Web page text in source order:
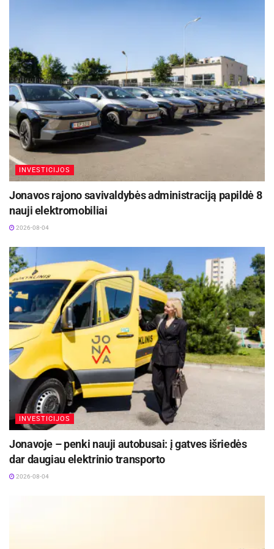
Festivalyje pirmą kartą pasirodė ir keturis Dakaro
greičio ruožus laimėjusi Sara Price bei legendinis
Stéphane’as Peterhanselis, kuris Dakaro ralio
nugalėtoju tapo net 14 kartų. Abu sportininkai,
kartu su Roku Baciuška, neseniai buvo pristatyti
kaip oficialūs „Defender“ komandos vairuotojai.
Dalindamasi savo įspūdžiais, Sara Price
sakė: „Man labai patiko būti Gudvude –
čia tiek daug visko vyksta. Įveikiau
garsųjį sprinto ruožą keturis kartus, tai
buvo tiesiog nuostabu. Taip pat
išbandžiau trasą bekelės arenoje, kuri
jaudulį. Automobilis paliko puikų įspūdį
– jis turi viską, ko reikia. Gudvude
pristatėme savo prototipą, tačiau
netrukus viskas taps dar rimčiau, nes
mūsų lenktyninis „Defender“
automobilis jau greitai bus užbaigtas, ir
prasidės tikrieji bandymai.“
Stéphane’as Peterhanselis pridūrė:
„Buvo didelė garbė dalyvauti Gudvude.
Ilgus metus mane žavėjo garsusis
sprinto ruožas, o dabar turėjau galimybę
jį įveikti pats. Tai buvo puikus renginys,
kurio metu smagiai pabendravau su
senais draugais ir susitikau su sirgaliais.
Laukiu artimiausių pasiruošimo
mėnesių prieš mūsų startą Dakare,
INVESTICIJOS
Jonavos rajono savivaldybės administraciją papildė 8
nauji elektromobiliai
2026-08-04
INVESTICIJOS
Jonavoje – penki nauji autobusai: į gatves išriedės
dar daugiau elektrinio transporto
2026-08-04